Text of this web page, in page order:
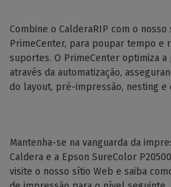
Combine o CalderaRIP com o
PrimeCenter, para poupar tempo e
suportes. O PrimeCenter optimiza
através da automatização,
do layout, pré-impressão, nesting e
Mantenha-se na vanguarda da
Caldera e a Epson SureColor
visite o nosso sítio Web e saiba